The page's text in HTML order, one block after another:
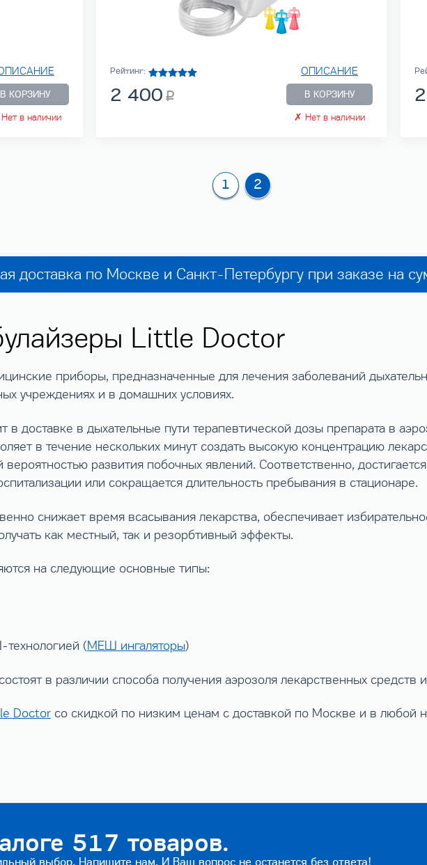
В КОРЗИНУ
Нет в наличии
ОПИСАНИЕ
В КОРЗИНУ
✗ Нет в наличии
Рейтинг:
2 400
1 2
доставка по Москве и Санкт-Петербургу при заказе на
Little Doctor
приборы, предназначенные для лечения заболеваний
учреждениях и в домашних условиях.
в доставке в дыхательные пути терапевтической дозы препарата в
в течение нескольких минут создать высокую концентрацию
вероятностью развития побочных явлений. Соответственно,
или сокращается длительность пребывания в стационаре.
снижает время всасывания лекарства, обеспечивает
как местный, так и резорбтивный эффекты.
на следующие основные типы:
(МЕШ ингаляторы)
в различии способа получения аэрозоля лекарственных средств
Doctorсо скидкой по низким ценам с доставкой по Москве и в любой
517 товаров.
выбор. Напишите нам. И Ваш вопрос не останется без ответа!